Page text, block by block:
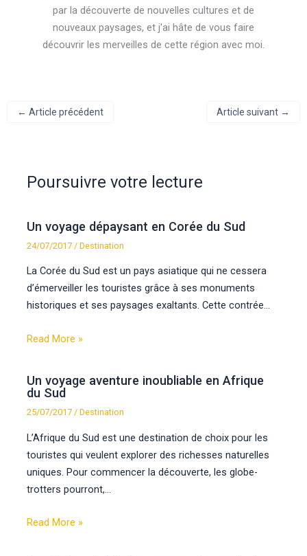
par la découverte de nouvelles cultures et de
nouveaux paysages, et j'ai hâte de vous faire
découvrir les merveilles de cette région avec moi.
← Article précédent Article suivant →
Poursuivre votre lecture
Un voyage dépaysant en Corée du Sud
24/07/2017 /Destination
La Corée du Sud est un pays asiatique qui ne cessera
d’émerveiller les touristes grâce à ses monuments
historiques et ses paysages exaltants. Cette contrée…
Read More »
Un voyage aventure inoubliable en Afrique
du Sud
25/07/2017/Destination
L’Afrique du Sud est une destination de choix pour les
touristes qui veulent explorer des richesses naturelles
uniques. Pour commencer la découverte, les globe-
trotters pourront,…
Read More »